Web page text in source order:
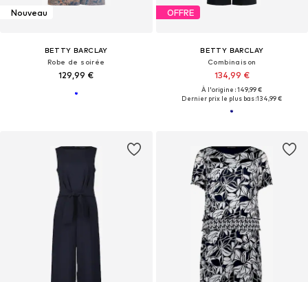
Nouveau
BETTY BARCLAY
Robe de soirée
129,99 €
OFFRE
BETTY BARCLAY
Combinaison
134,99 €
À l'origine : 149,99 €
Dernier prix le plus bas :134,99 €